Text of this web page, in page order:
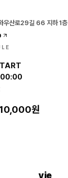
우산로29길 66 지하 1층
00:00
원
yie